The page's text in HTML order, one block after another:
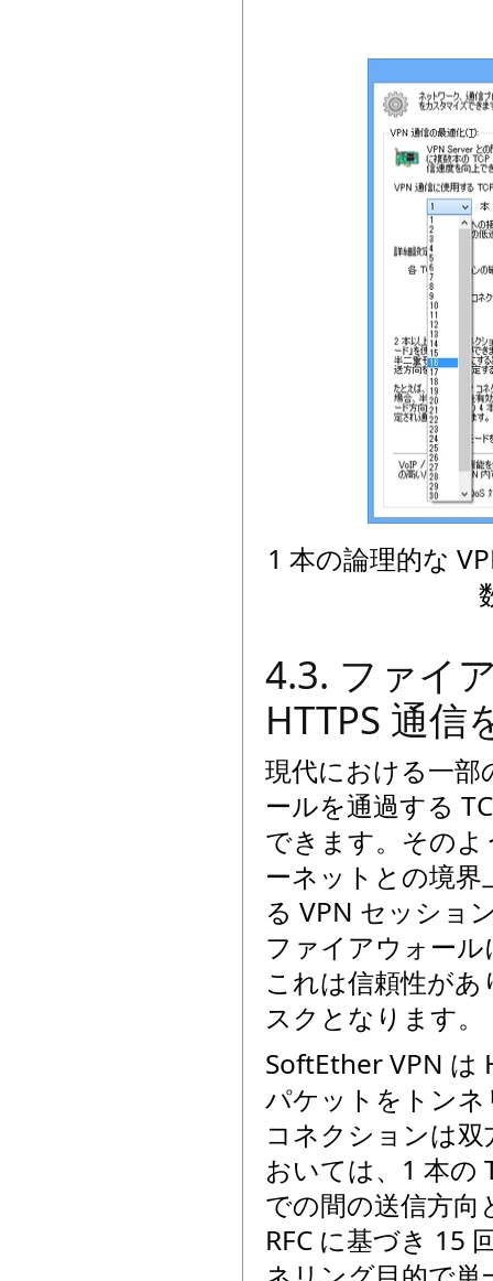
1 本の論理的な
4.3. ファイ
HTTPS 通信
現代における一
ールを通過する
できます。その
ーネットとの境
る VPN セッショ
ファイアウォー
これは信頼性が
スクとなります。
SoftEther VPN は
パケットをトンネ
コネクションは
おいては、1 本の
での間の送信方向
RFC に基づき 15